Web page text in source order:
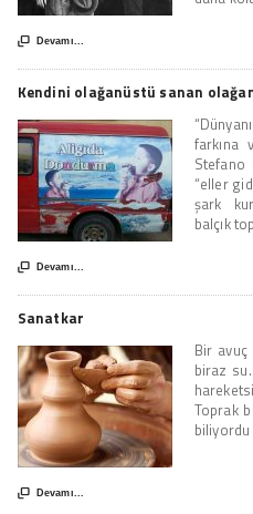
 Devamı...
Kendini olağanüstü sanan
farkına
Stefano
“eller
şark
balçık
 Devamı...
Sanatkar
Bir
biraz
Toprak
biliyordu
 Devamı...